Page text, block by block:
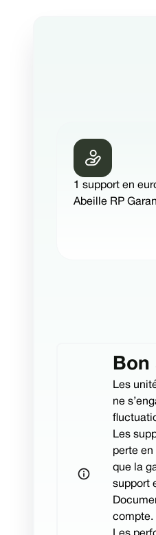
1 support en
Abeille RP
Les
ne
Les
perte
que la
support
compte.